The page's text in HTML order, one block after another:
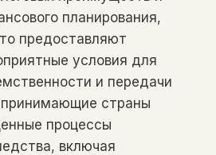
планирования,
предоставляют
условия для
и передачи
принимающие страны
процессы
включая